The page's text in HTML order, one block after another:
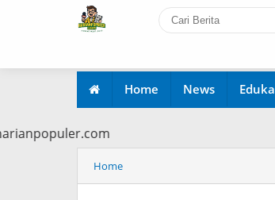
Home News
Home